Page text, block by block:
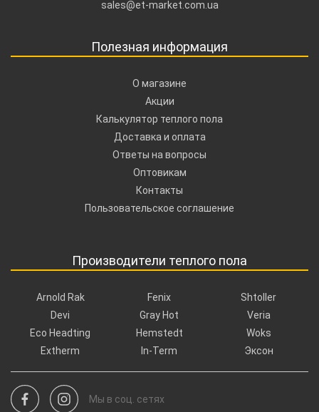
sales@et-market.com.ua
Полезная информация
О магазине
Акции
Калькулятор теплого пола
Доставка и оплата
Ответы на вопросы
Оптовикам
Контакты
Пользовательское соглашение
Производители теплого пола
Arnold Rak
Devi
Eco Headting
Extherm
Fenix
Gray Hot
Hemstedt
In-Term
Shtoller
Veria
Woks
Эксон
Мы в соц. сетях